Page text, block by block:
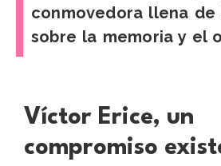
conmovedora llena de
sobre la memoria y el
Víctor Erice, un
compromiso